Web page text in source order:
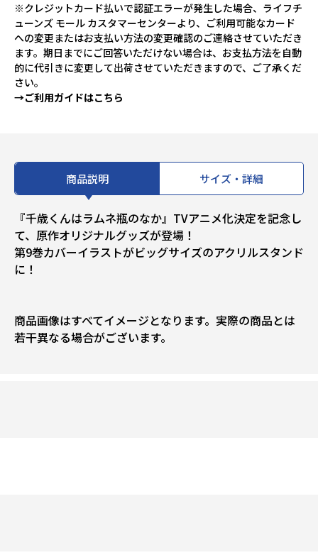
※クレジットカード払いで認証エラーが発生した場合、ライフチ
ューンズ モール カスタマーセンターより、ご利用可能なカード
への変更またはお支払い方法の変更確認のご連絡させていただき
ます。期日までにご回答いただけない場合は、お支払方法を自動
的に代引きに変更して出荷させていただきますので、ご了承くだ
さい。
→ご利用ガイドはこちら
商品説明 サイズ・詳細
『千歳くんはラムネ瓶のなか』TVアニメ化決定を記念し
て、原作オリジナルグッズが登場！
第9巻カバーイラストがビッグサイズのアクリルスタンド
に！
商品画像はすべてイメージとなります。実際の商品とは
若干異なる場合がございます。